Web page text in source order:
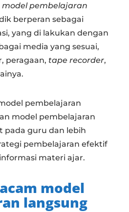
model pembelajaran
berperan sebagai
yang di lakukan dengan
media yang sesuai,
peragaan, tape recorder,
pembelajaran
model pembelajaran
pada guru dan lebih
pembelajaran efektif
materi ajar.
model
langsung